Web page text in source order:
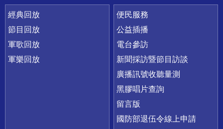
經典回放
節目回放
軍歌回放
軍樂回放
便民服務
公益插播
電台參訪
新聞採訪暨節目訪談
廣播訊號收聽量測
黑膠唱片查詢
留言版
國防部退伍令線上申請